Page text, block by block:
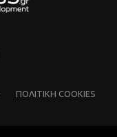
ΠΟΛΙΤΙΚΗ COOKIES